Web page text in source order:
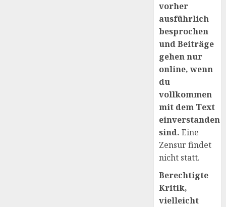
vorher
ausführlich
besprochen
und Beiträge
gehen nur
online, wenn
du
vollkommen
mit dem Text
einverstanden
sind. Eine
Zensur findet
nicht statt.
Berechtigte
Kritik,
vielleicht